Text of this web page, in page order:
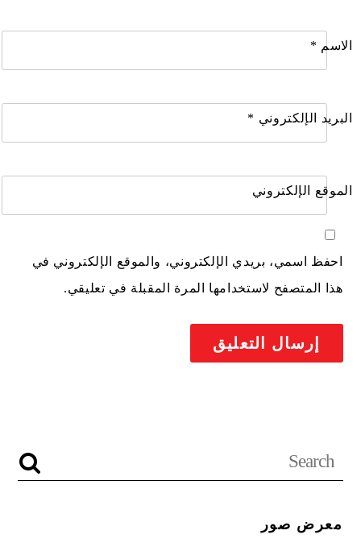
الاسم *
البريد الإلكتروني *
الموقع الإلكتروني
احفظ اسمي، بريدي الإلكتروني، والموقع الإلكتروني في
هذا المتصفح لاستخدامها المرة المقبلة في تعليقي.
معرض صور